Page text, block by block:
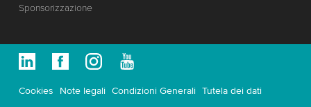
Sponsorizzazione
Cookies Note legali Condizioni Generali Tutela dei dati